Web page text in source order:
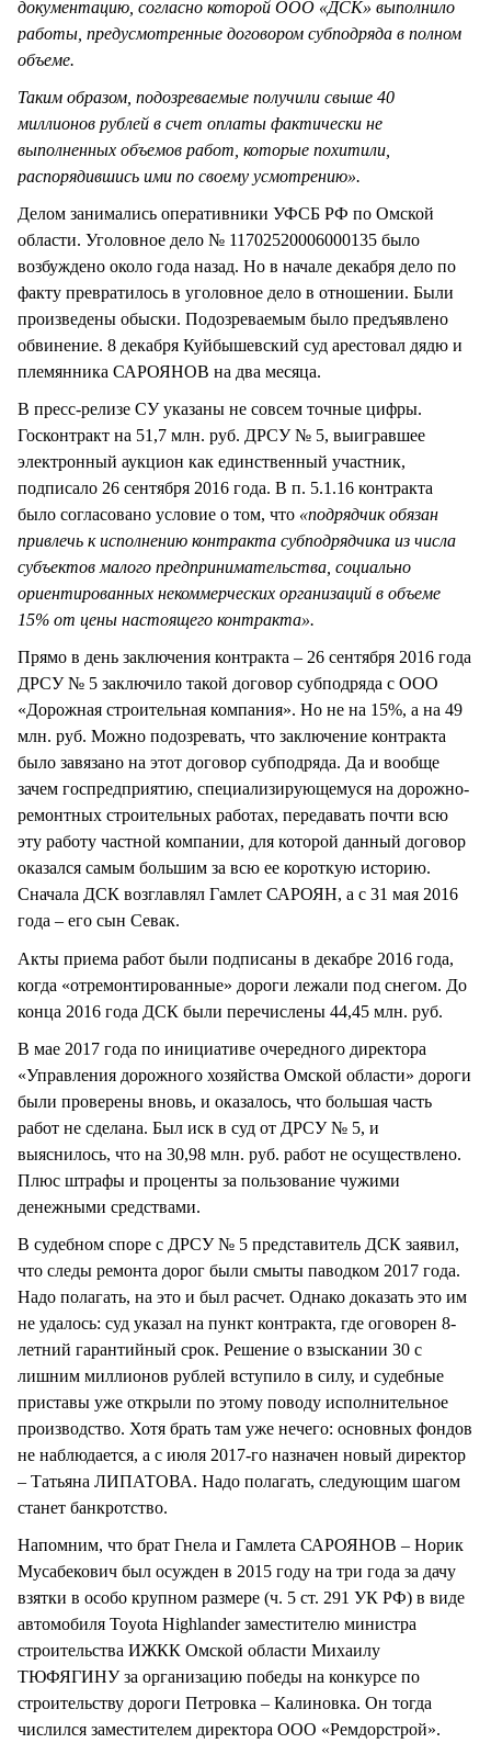
документацию, согласно которой ООО «ДСК» выполнило
работы, предусмотренные договором субподряда в полном
объеме.
Таким образом, подозреваемые получили свыше 40
миллионов рублей в счет оплаты фактически не
выполненных объемов работ, которые похитили,
распорядившись ими по своему усмотрению».
Делом занимались оперативники УФСБ РФ по Омской
области. Уголовное дело № 11702520006000135 было
возбуждено около года назад. Но в начале декабря дело по
факту превратилось в уголовное дело в отношении. Были
произведены обыски. Подозреваемым было предъявлено
обвинение. 8 декабря Куйбышевский суд арестовал дядю и
племянника САРОЯНОВ на два месяца.
В пресс-релизе СУ указаны не совсем точные цифры.
Госконтракт на 51,7 млн. руб. ДРСУ № 5, выигравшее
электронный аукцион как единственный участник,
подписало 26 сентября 2016 года. В п. 5.1.16 контракта
было согласовано условие о том, что «подрядчик обязан
привлечь к исполнению контракта субподрядчика из числа
субъектов малого предпринимательства, социально
ориентированных некоммерческих организаций в объеме
15% от цены настоящего контракта».
Прямо в день заключения контракта – 26 сентября 2016 года
ДРСУ № 5 заключило такой договор субподряда с ООО
«Дорожная строительная компания». Но не на 15%, а на 49
млн. руб. Можно подозревать, что заключение контракта
было завязано на этот договор субподряда. Да и вообще
зачем госпредприятию, специализирующемуся на дорожно-
ремонтных строительных работах, передавать почти всю
эту работу частной компании, для которой данный договор
оказался самым большим за всю ее короткую историю.
Сначала ДСК возглавлял Гамлет САРОЯН, а с 31 мая 2016
года – его сын Севак.
Акты приема работ были подписаны в декабре 2016 года,
когда «отремонтированные» дороги лежали под снегом. До
конца 2016 года ДСК были перечислены 44,45 млн. руб.
В мае 2017 года по инициативе очередного директора
«Управления дорожного хозяйства Омской области» дороги
были проверены вновь, и оказалось, что большая часть
работ не сделана. Был иск в суд от ДРСУ № 5, и
выяснилось, что на 30,98 млн. руб. работ не осуществлено.
Плюс штрафы и проценты за пользование чужими
денежными средствами.
В судебном споре с ДРСУ № 5 представитель ДСК заявил,
что следы ремонта дорог были смыты паводком 2017 года.
Надо полагать, на это и был расчет. Однако доказать это им
не удалось: суд указал на пункт контракта, где оговорен 8-
летний гарантийный срок. Решение о взыскании 30 с
лишним миллионов рублей вступило в силу, и судебные
приставы уже открыли по этому поводу исполнительное
производство. Хотя брать там уже нечего: основных фондов
не наблюдается, а с июля 2017-го назначен новый директор
– Татьяна ЛИПАТОВА. Надо полагать, следующим шагом
станет банкротство.
Напомним, что брат Гнела и Гамлета САРОЯНОВ – Норик
Мусабекович был осужден в 2015 году на три года за дачу
взятки в особо крупном размере (ч. 5 ст. 291 УК РФ) в виде
автомобиля Toyota Highlander заместителю министра
строительства ИЖКК Омской области Михаилу
ТЮФЯГИНУ за организацию победы на конкурсе по
строительству дороги Петровка – Калиновка. Он тогда
числился заместителем директора ООО «Ремдорстрой».